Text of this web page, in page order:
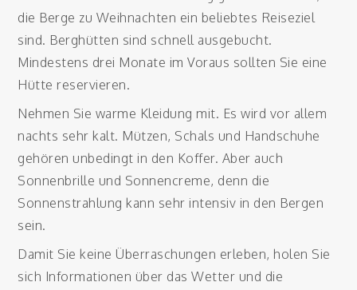
die Berge zu Weihnachten ein beliebtes Reiseziel
sind. Berghütten sind schnell ausgebucht.
Mindestens drei Monate im Voraus sollten Sie eine
Hütte reservieren.
Nehmen Sie warme Kleidung mit. Es wird vor allem
nachts sehr kalt. Mützen, Schals und Handschuhe
gehören unbedingt in den Koffer. Aber auch
Sonnenbrille und Sonnencreme, denn die
Sonnenstrahlung kann sehr intensiv in den Bergen
sein.
Damit Sie keine Überraschungen erleben, holen Sie
sich Informationen über das Wetter und die